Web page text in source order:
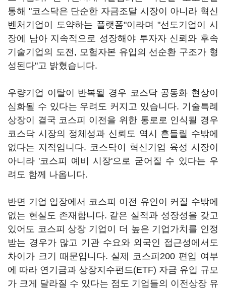
통해 "코스닥은 단순한 자금조달 시장이 아니라 혁신
벤처기업이 도약하는 플랫폼"이라며 "선도기업이 시
장에 남아 지속적으로 성장해야 투자자 신뢰와 후속
기술기업의 도전, 모험자본 유입의 선순환 구조가 형
성된다"고 밝혔습니다.
우량기업 이탈이 반복될 경우 코스닥 공동화 현상이
심화될 수 있다는 우려도 커지고 있습니다. 기술특례
상장이 결국 코스피 이전을 위한 통로로 인식될 경우
코스닥 시장의 정체성과 신뢰도 역시 흔들릴 수밖에
없다는 지적입니다. 코스닥이 혁신기업 육성 시장이
아니라 '코스피 예비 시장'으로 굳어질 수 있다는 우
려도 함께 나옵니다.
반면 기업 입장에서 코스피 이전 유인이 커질 수밖에
없는 현실도 존재합니다. 같은 실적과 성장성을 갖고
있어도 코스피 상장 기업이 더 높은 기업가치를 인정
받는 경우가 많고 기관 수요와 외국인 접근성에서도
차이가 크기 때문입니다. 실제 코스피200 편입 여부
에 따라 연기금과 상장지수펀드(ETF) 자금 유입 규모
가 크게 달라질 수 있다는 점도 기업들의 이전상장 유